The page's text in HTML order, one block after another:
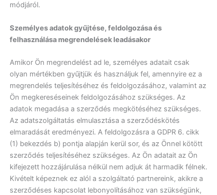
módjáról.
Személyes adatok gyűjtése, feldolgozása és
felhasználása megrendelések leadásakor
Amikor Ön megrendelést ad le, személyes adatait csak
olyan mértékben gyűjtjük és használjuk fel, amennyire ez a
megrendelés teljesítéséhez és feldolgozásához, valamint az
Ön megkereséseinek feldolgozásához szükséges. Az
adatok megadása a szerződés megkötéséhez szükséges.
Az adatszolgáltatás elmulasztása a szerződéskötés
elmaradását eredményezi. A feldolgozásra a GDPR 6. cikk
(1) bekezdés b) pontja alapján kerül sor, és az Önnel kötött
szerződés teljesítéséhez szükséges. Az Ön adatait az Ön
kifejezett hozzájárulása nélkül nem adjuk át harmadik félnek.
Kivételt képeznek ez alól a szolgáltató partnereink, akikre a
szerződéses kapcsolat lebonyolításához van szükségünk,